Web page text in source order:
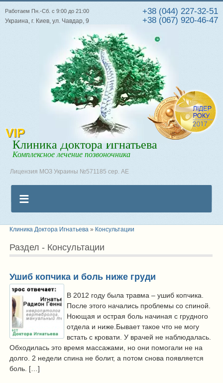
+38 (044) 227-32-51
+38 (067) 920-46-47
Работаем Пн.-Сб. с 9:00 до 21:00
Украина, г. Киев, ул. Чавдар, 9
VIP
Клиника Доктора Игнатьева
Комплексное лечение позвоночника
Лицензия МОЗ Украины №571185 сер. АЕ
Клиника Доктора Игнатьева » Консультации
Раздел - Консультации
Ушиб копчика и боль ниже груди
В 2012 году была травма – ушиб копчика.
После этого начались проблемы со спиной.
Ноющая и острая боль начиная с грудного
отдела и ниже.Бывает такое что не могу
встать с кровати. У врачей не наблюдалась.
Обходилась это время массажами, но они помогали не на
долго. 2 недели спина не болит, а потом снова появляется
боль. […]